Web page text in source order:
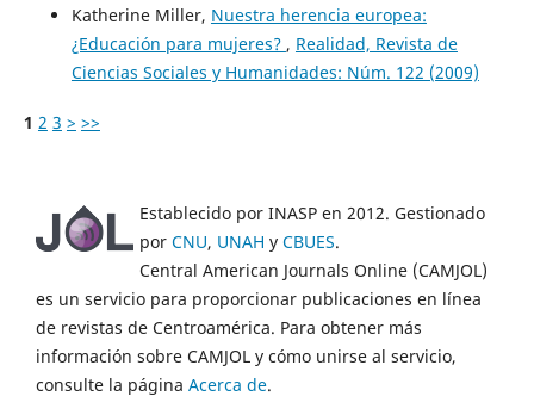
Katherine Miller, Nuestra herencia europea:
¿Educación para mujeres? , Realidad, Revista de
Ciencias Sociales y Humanidades: Núm. 122 (2009)
1 2 3 > >>
Establecido por INASP en 2012. Gestionado
por CNU, UNAH y CBUES.
Central American Journals Online (CAMJOL)
es un servicio para proporcionar publicaciones en línea
de revistas de Centroamérica. Para obtener más
información sobre CAMJOL y cómo unirse al servicio,
consulte la página Acerca de.